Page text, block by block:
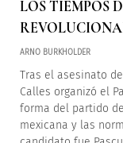
LOS TIEMPOS
ARNO BURKHOLDER
Tras el asesinato
Calles organizó el
forma del partido
mexicana y las